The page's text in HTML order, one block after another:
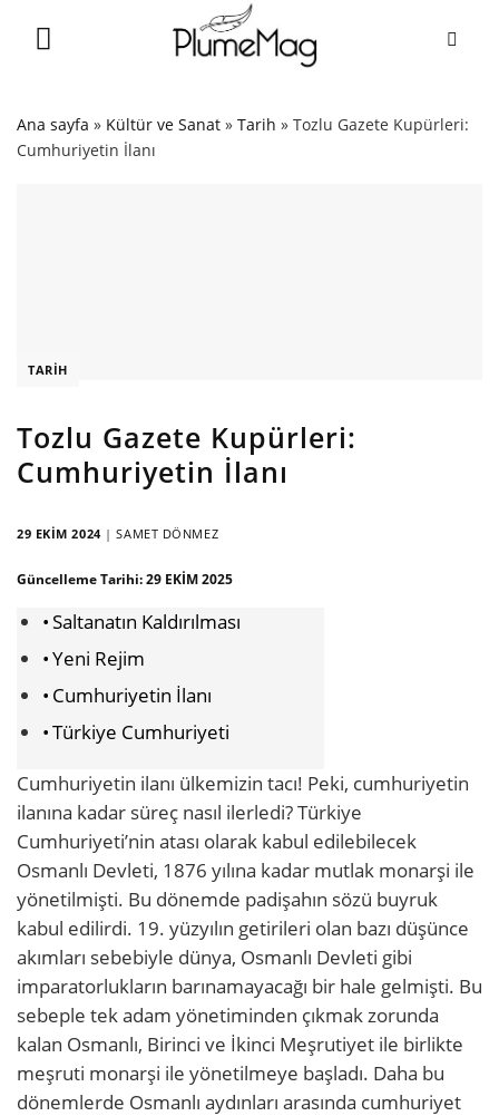
Ana sayfa » Kültür ve Sanat » Tarih » Tozlu Gazete Kupürleri:
Cumhuriyetin İlanı
TARIH
Tozlu Gazete Kupürleri:
Cumhuriyetin İlanı
29 EKIM 2024|SAMET DÖNMEZ
Güncelleme Tarihi:29 EKIM 2025
Saltanatın Kaldırılması
Yeni Rejim
Cumhuriyetin İlanı
Türkiye Cumhuriyeti
Cumhuriyetin ilanı ülkemizin tacı! Peki, cumhuriyetin
ilanına kadar süreç nasıl ilerledi?Türkiye
Cumhuriyeti’nin atası olarak kabul edilebilecek
Osmanlı Devleti, 1876 yılına kadar mutlak monarşi ile
yönetilmişti. Bu dönemde padişahın sözü buyruk
kabul edilirdi. 19. yüzyılın getirileri olan bazı düşünce
akımları sebebiyle dünya, Osmanlı Devleti gibi
imparatorlukların barınamayacağı bir hale gelmişti. Bu
sebeple tek adam yönetiminden çıkmak zorunda
kalan Osmanlı, Birinci ve İkinci Meşrutiyet ile birlikte
meşruti monarşi ile yönetilmeye başladı. Daha bu
dönemlerde Osmanlı aydınları arasında cumhuriyet